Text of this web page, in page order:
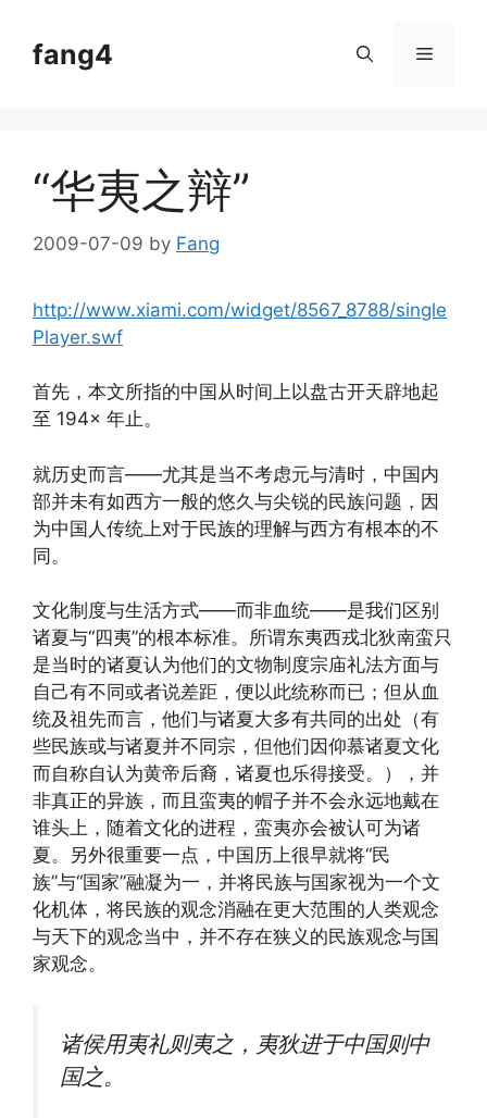
contentfang4 Menu
“华夷之辩”
2009-07-09 by Fang
http://www.xiami.com/widget/8567_8788/single
Player.swf
首先，本文所指的中国从时间上以盘古开天辟地起
至 194× 年止。
就历史而言——尤其是当不考虑元与清时，中国内
部并未有如西方一般的悠久与尖锐的民族问题，因
为中国人传统上对于民族的理解与西方有根本的不
同。
文化制度与生活方式——而非血统——是我们区别
诸夏与“四夷”的根本标准。所谓东夷西戎北狄南蛮只
是当时的诸夏认为他们的文物制度宗庙礼法方面与
自己有不同或者说差距，便以此统称而已；但从血
统及祖先而言，他们与诸夏大多有共同的出处（有
些民族或与诸夏并不同宗，但他们因仰慕诸夏文化
而自称自认为黄帝后裔，诸夏也乐得接受。），并
非真正的异族，而且蛮夷的帽子并不会永远地戴在
谁头上，随着文化的进程，蛮夷亦会被认可为诸
夏。另外很重要一点，中国历上很早就将“民
族”与“国家”融凝为一，并将民族与国家视为一个文
化机体，将民族的观念消融在更大范围的人类观念
与天下的观念当中，并不存在狭义的民族观念与国
家观念。
诸侯用夷礼则夷之，夷狄进于中国则中
国之。